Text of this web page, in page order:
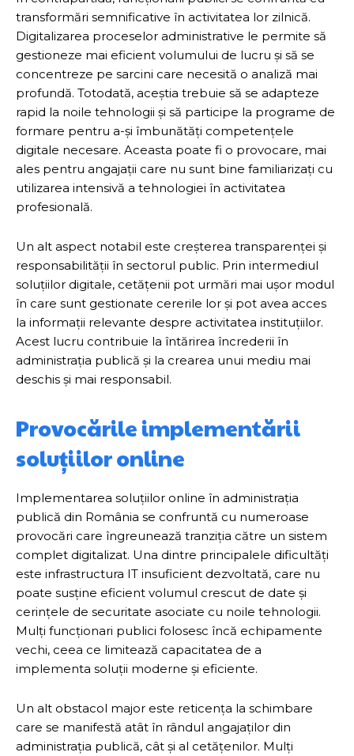
transformări semnificative în activitatea lor zilnică.
Digitalizarea proceselor administrative le permite să
gestioneze mai eficient volumului de lucru și să se
concentreze pe sarcini care necesită o analiză mai
profundă. Totodată, aceștia trebuie să se adapteze
rapid la noile tehnologii și să participe la programe de
formare pentru a-și îmbunătăți competențele
digitale necesare. Aceasta poate fi o provocare, mai
ales pentru angajații care nu sunt bine familiarizați cu
utilizarea intensivă a tehnologiei în activitatea
profesională.
Un alt aspect notabil este creșterea transparenței și
responsabilității în sectorul public. Prin intermediul
soluțiilor digitale, cetățenii pot urmări mai ușor modul
în care sunt gestionate cererile lor și pot avea acces
la informații relevante despre activitatea instituțiilor.
Acest lucru contribuie la întărirea încrederii în
administrația publică și la crearea unui mediu mai
deschis și mai responsabil.
Provocările implementării
soluțiilor online
Implementarea soluțiilor online în administrația
publică din România se confruntă cu numeroase
provocări care îngreunează tranziția către un sistem
complet digitalizat. Una dintre principalele dificultăți
este infrastructura IT insuficient dezvoltată, care nu
poate susține eficient volumul crescut de date și
cerințele de securitate asociate cu noile tehnologii.
Mulți funcționari publici folosesc încă echipamente
vechi, ceea ce limitează capacitatea de a
implementa soluții moderne și eficiente.
Un alt obstacol major este reticența la schimbare
care se manifestă atât în rândul angajaților din
administrația publică, cât și al cetățenilor. Mulți